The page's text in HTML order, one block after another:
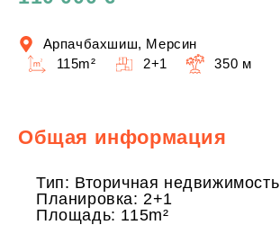
Арпачбахшиш, Мерсин
115m²
2+1 350 м
Общая информация
Тип: Вторичная недвижимость
Планировка: 2+1
Площадь: 115m²